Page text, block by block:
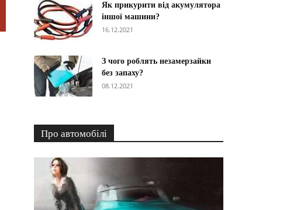
Як прикурити від акумулятора
іншої машини?
16.12.2021
З чого роблять незамерзайки
без запаху?
08.12.2021
Про автомобілі